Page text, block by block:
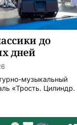
до
дней
музыкальный
«Трость. Цилиндр.